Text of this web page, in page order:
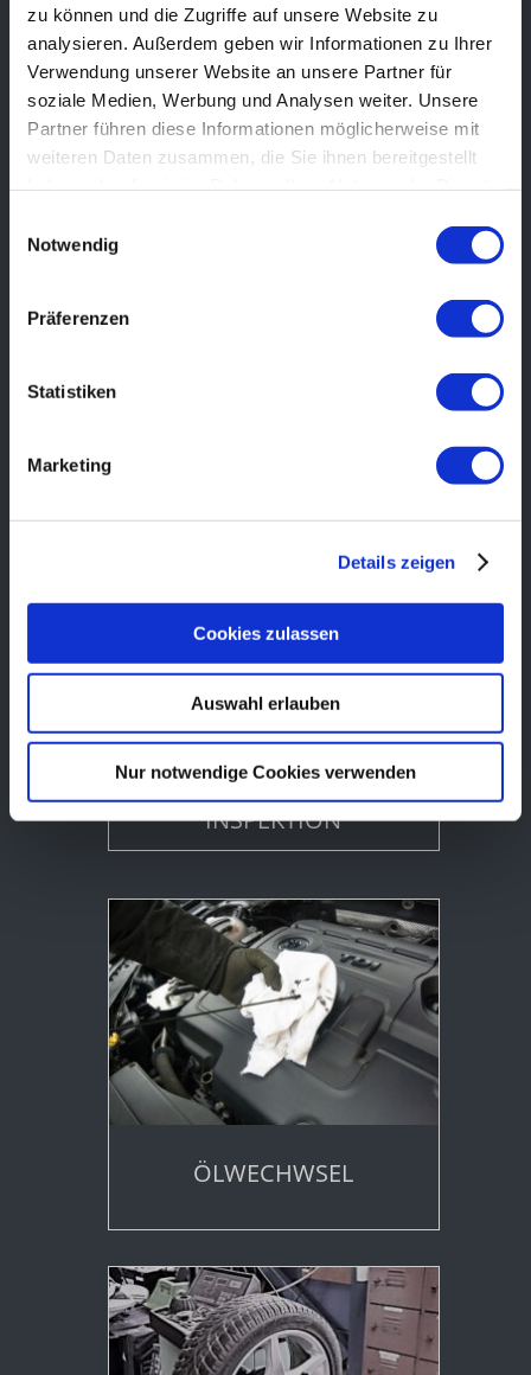
zu können und die Zugriffe auf unsere Website zu
analysieren. Außerdem geben wir Informationen zu Ihrer
Verwendung unserer Website an unsere Partner für
soziale Medien, Werbung und Analysen weiter. Unsere
Partner führen diese Informationen möglicherweise mit
weiteren Daten zusammen, die Sie ihnen bereitgestellt
Notwendig
Präferenzen
Statistiken
Marketing
Details zeigen
Cookies zulassen
Auswahl erlauben
Nur notwendige Cookies verwenden
HU / AU SERVICE IM HAUSE
KUNDENDIENST /
INSPEKTION
ÖLWECHWSEL